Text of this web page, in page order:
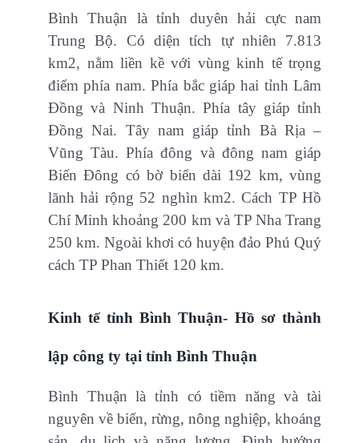
Bình Thuận là tỉnh duyên hải cực nam
Trung Bộ. Có diện tích tự nhiên 7.813
km2, nằm liền kề với vùng kinh tế trọng
điểm phía nam. Phía bắc giáp hai tỉnh Lâm
Ðồng và Ninh Thuận. Phía tây giáp tỉnh
Ðồng Nai. Tây nam giáp tỉnh Bà Rịa –
Vũng Tàu. Phía đông và đông nam giáp
Biển Ðông có bờ biển dài 192 km, vùng
lãnh hải rộng 52 nghìn km2. Cách TP Hồ
Chí Minh khoảng 200 km và TP Nha Trang
250 km. Ngoài khơi có huyện đảo Phú Quý
cách TP Phan Thiết 120 km.
Kinh tế tỉnh Bình Thuận- Hồ sơ thành
lập công ty tại tỉnh Bình Thuận
Bình Thuận là tỉnh có tiềm năng và tài
nguyên về biển, rừng, nông nghiệp, khoáng